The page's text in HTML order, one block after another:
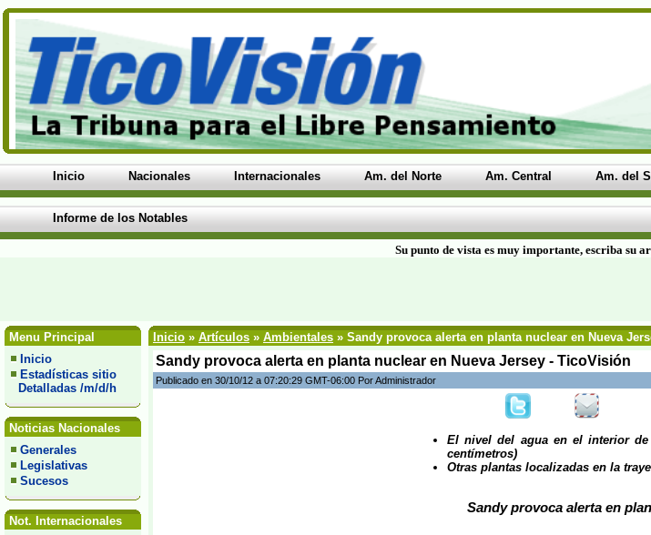
Inicio Nacionales Internacionales Am. del Norte Am. Central Am. del
Informe de los Notables
Su punto de vista es muy importante, escriba su
Menu Principal
Inicio
Estadísticas sitio
Detalladas /m/d/h
Noticias Nacionales
Generales
Legislativas
Sucesos
Not. Internacionales
Inicio » Artículos » Ambientales » Sandy provoca alerta en planta nuclear en Nueva
Sandy provoca alerta en planta nuclear en Nueva Jersey - TicoVisión
Publicado en 30/10/12 a 07:20:29 GMT-06:00 Por Administrador
El nivel del agua en el interior
centímetros)
Otras plantas localizadas en la
Sandy provoca alerta en